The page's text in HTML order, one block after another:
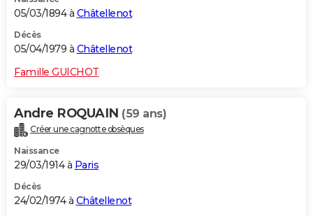
05/03/1894 à Châtellenot
Décès
05/04/1979 à Châtellenot
Famille GUICHOT
Andre ROQUAIN (59 ans)
Créer une cagnotte obsèques
Naissance
29/03/1914 à Paris
Décès
24/02/1974 à Châtellenot